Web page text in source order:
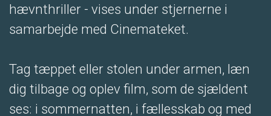
hævnthriller - vises under stjernerne i
samarbejde med Cinemateket.
Tag tæppet eller stolen under armen, læn
dig tilbage og oplev film, som de sjældent
ses: i sommernatten, i fællesskab og med